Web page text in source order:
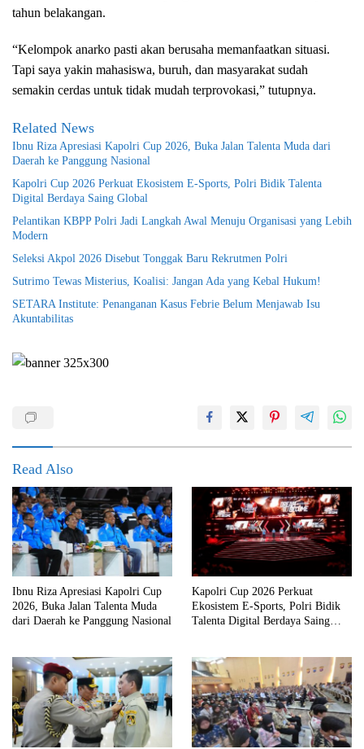
tahun belakangan.
“Kelompok anarko pasti akan berusaha memanfaatkan situasi.
Tapi saya yakin mahasiswa, buruh, dan masyarakat sudah
semakin cerdas untuk tidak mudah terprovokasi,” tutupnya.
Related News
Ibnu Riza Apresiasi Kapolri Cup 2026, Buka Jalan Talenta Muda dari
Daerah ke Panggung Nasional
Kapolri Cup 2026 Perkuat Ekosistem E-Sports, Polri Bidik Talenta
Digital Berdaya Saing Global
Pelantikan KBPP Polri Jadi Langkah Awal Menuju Organisasi yang Lebih
Modern
Seleksi Akpol 2026 Disebut Tonggak Baru Rekrutmen Polri
Sutrimo Tewas Misterius, Koalisi: Jangan Ada yang Kebal Hukum!
SETARA Institute: Penanganan Kasus Febrie Belum Menjawab Isu
Akuntabilitas
Read Also
Ibnu Riza Apresiasi Kapolri Cup
2026, Buka Jalan Talenta Muda
dari Daerah ke Panggung Nasional
Kapolri Cup 2026 Perkuat
Ekosistem E-Sports, Polri Bidik
Talenta Digital Berdaya Saing